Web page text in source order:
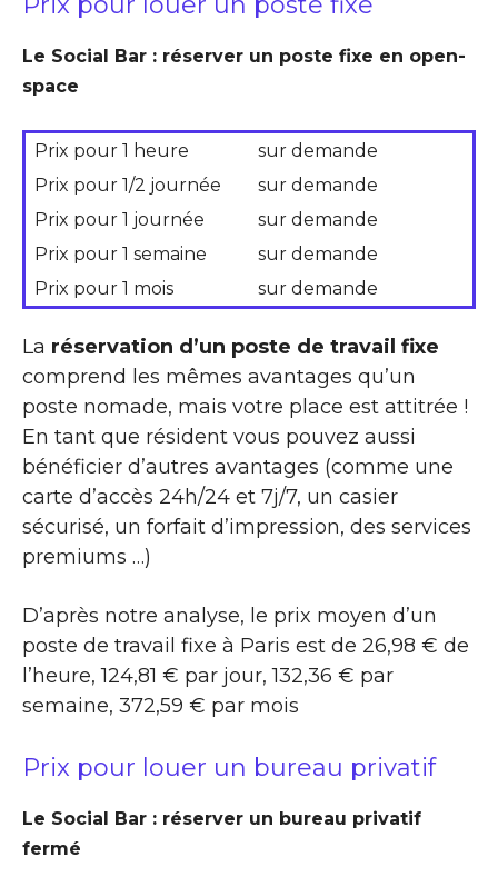
Le Social Bar : réserver un poste fixe en open-
space
Prix pour 1 heure
sur demande
Prix pour 1/2 journée
sur demande
Prix pour 1 journée
sur demande
Prix pour 1 semaine
sur demande
Prix pour 1 mois
sur demande
La réservation d’un poste de travail fixe
comprend les mêmes avantages qu’un
poste nomade, mais votre place est attitrée !
En tant que résident vous pouvez aussi
bénéficier d’autres avantages (comme une
carte d’accès 24h/24 et 7j/7, un casier
sécurisé, un forfait d’impression, des services
premiums …)
D’après notre analyse, le prix moyen d’un
poste de travail fixe à Paris est de 26,98 € de
l’heure, 124,81 € par jour, 132,36 € par
semaine, 372,59 € par mois
Prix pour louer un bureau privatif
Le Social Bar : réserver un bureau privatif
fermé